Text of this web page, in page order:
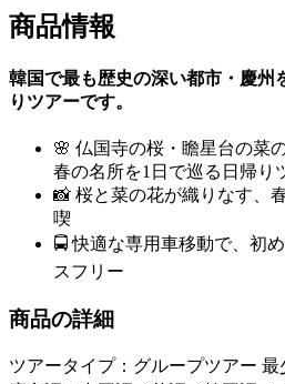
商品情報
韓国で最も歴史の深い都市・慶州
りツアーです。
🌸 仏国寺の桜・瞻星台の菜
春の名所を1日で巡る日帰り
📸 桜と菜の花が織りなす、
喫
🚍 快適な専用車移動で、初
スフリー
商品の詳細
ツアータイプ：グループツアー